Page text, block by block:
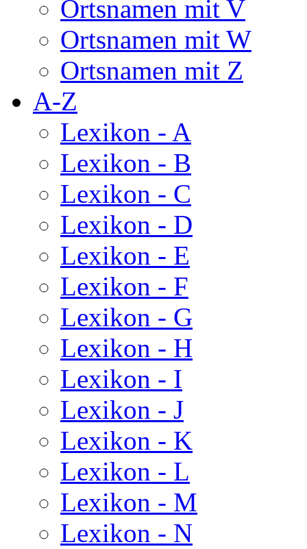
Ortsnamen mit V
Ortsnamen mit W
Ortsnamen mit Z
A-Z
Lexikon - A
Lexikon - B
Lexikon - C
Lexikon - D
Lexikon - E
Lexikon - F
Lexikon - G
Lexikon - H
Lexikon - I
Lexikon - J
Lexikon - K
Lexikon - L
Lexikon - M
Lexikon - N